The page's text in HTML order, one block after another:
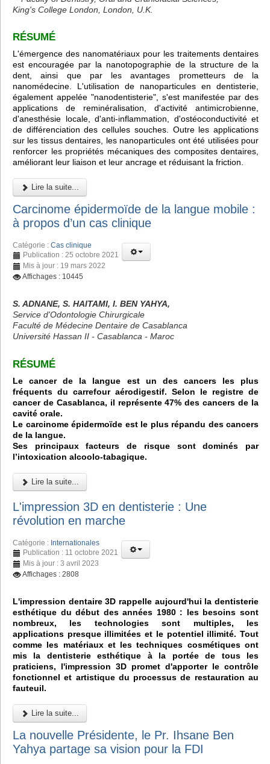
King's College London, London, U.K.
RÉSUMÉ
L'émergence des nanomatériaux pour les traitements dentaires
est encouragée par la nanotopographie de la structure de la
dent, ainsi que par les avantages prometteurs de la
nanomédecine. L'utilisation de nanoparticules en dentisterie,
également appelée "nanodentisterie", s'est manifestée par des
applications de reminéralisation, d'activité antimicrobienne,
d'anesthésie locale, d'anti-inflammation, d'ostéoconductivité et
de différenciation des cellules souches. Outre les applications
sur les tissus dentaires, les nanoparticules ont été utilisées pour
renforcer les propriétés mécaniques des composites dentaires,
améliorant leur liaison et leur ancrage et réduisant la friction.
Lire la suite...
Carcinome épidermoïde de la langue mobile :
à propos d’un cas clinique
Catégorie : Cas clinique
Publication : 25 octobre 2021
Mis à jour : 19 mars 2022
Affichages : 10445
S. ADNANE, S. HAITAMI, I. BEN YAHYA,
Service d'Odontologie Chirurgicale
Faculté de Médecine Dentaire de Casablanca
Université Hassan II - Casablanca - Maroc
RÉSUMÉ
Le cancer de la langue est un des cancers les plus
fréquents du carrefour aérodigestif. Selon le registre de
cancer de Casablanca, il représente 47% des cancers de la
cavité orale.
Le carcinome épidermoïde est le plus répandu des cancers
de la langue.
Ses principaux facteurs de risque sont dominés par
l’intoxication alcoolo-tabagique.
Lire la suite...
L'impression 3D en dentisterie : Une
révolution en marche
Catégorie : Internationales
Publication : 11 octobre 2021
Mis à jour : 3 avril 2023
Affichages : 2808
L'impression dentaire 3D rappelle aujourd'hui la dentisterie
esthétique du début des années 1980 : les besoins sont
nombreux, les technologies sont multiples, les
applications presque illimitées et le potentiel illimité. Tout
comme les matériaux et les techniques cosmétiques ont
mis la dentisterie esthétique à la portée de tous les
praticiens, l'impression 3D promet d'apporter le contrôle
fonctionnel et artistique du processus de restauration au
fauteuil.
Lire la suite...
La nouvelle Présidente, le Pr. Ihsane Ben
Yahya partage sa vision pour la FDI